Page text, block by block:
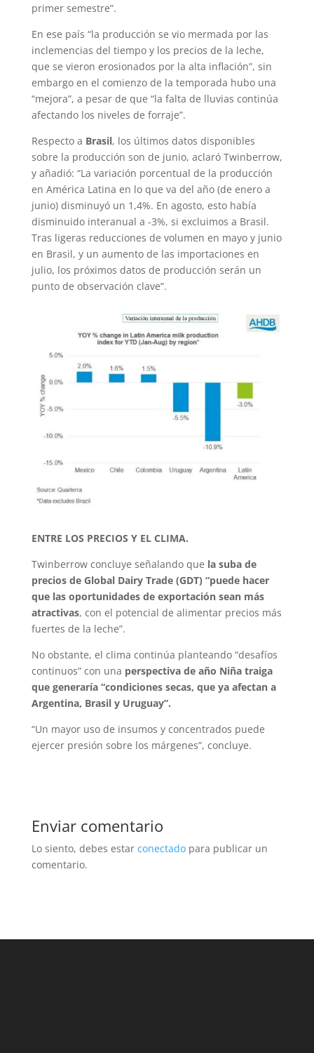
primer semestre”.
En ese país “la producción se vio mermada por las
inclemencias del tiempo y los precios de la leche,
que se vieron erosionados por la alta inflación”, sin
embargo en el comienzo de la temporada hubo una
“mejora”, a pesar de que “la falta de lluvias continúa
afectando los niveles de forraje”.
Respecto a Brasil, los últimos datos disponibles
sobre la producción son de junio, aclaró Twinberrow,
y añadió: “La variación porcentual de la producción
en América Latina en lo que va del año (de enero a
junio) disminuyó un 1,4%. En agosto, esto había
disminuido interanual a -3%, si excluimos a Brasil.
Tras ligeras reducciones de volumen en mayo y junio
en Brasil, y un aumento de las importaciones en
julio, los próximos datos de producción serán un
punto de observación clave”.
ENTRE LOS PRECIOS Y EL CLIMA.
Twinberrow concluye señalando que la suba de
precios de Global Dairy Trade (GDT) “puede hacer
que las oportunidades de exportación sean más
atractivas, con el potencial de alimentar precios más
fuertes de la leche”.
No obstante, el clima continúa planteando “desafíos
continuos” con una perspectiva de año Niña traiga
que generaría “condiciones secas, que ya afectan a
Argentina, Brasil y Uruguay”.
“Un mayor uso de insumos y concentrados puede
ejercer presión sobre los márgenes”, concluye.
Enviar comentario
Lo siento, debes estar conectadopara publicar un
comentario.